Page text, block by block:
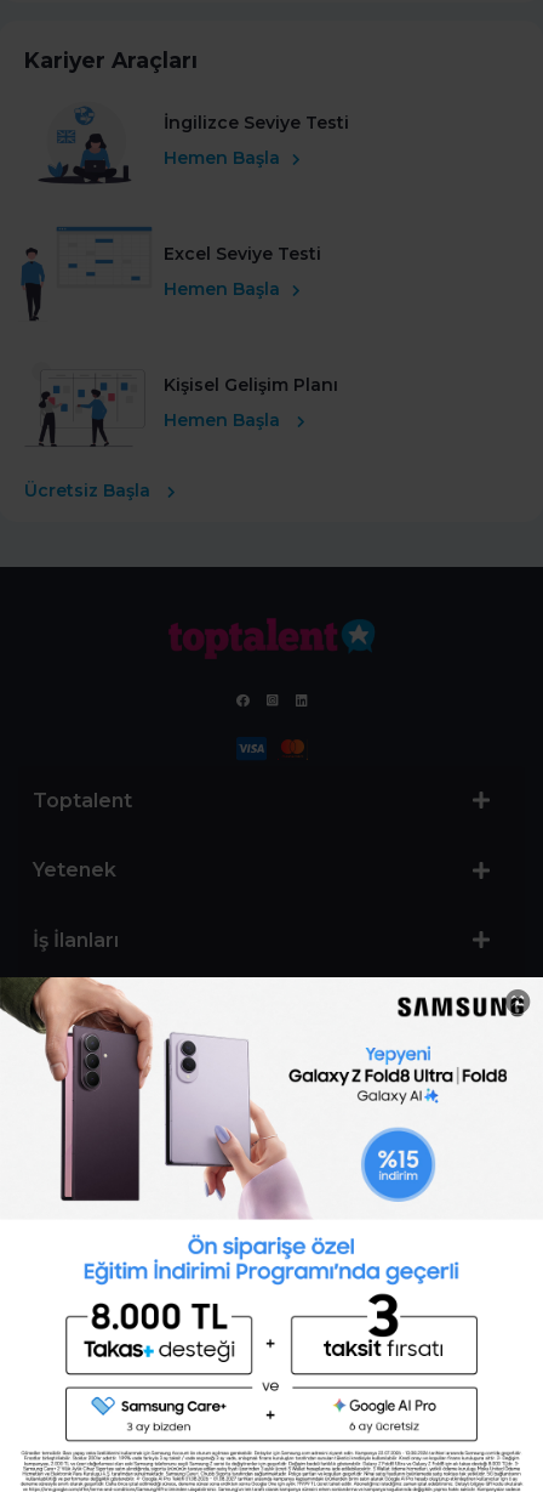
Kariyer Araçları
İngilizce Seviye Testi
Hemen Başla
Excel Seviye Testi
Hemen Başla
Kişisel Gelişim Planı
Hemen Başla
Ücretsiz Başla
Toptalent
Yetenek
İş İlanları
Sertifika Programları
Yetenek Testleri
Toptalent Marka ve İnsan Kaynakları Danışmanlığı Limited Şirketi Özel İstihdam Bürosu
Olarak 11 / 11 / 2024 - 10 / 11 / 2027 tarihleri arasında faaliyette bulunmak üzere, Türkiye İş
Kurumu tarafından 05.11.2024 tarih ve 16998526 sayılı karar uyarınca 1251 nolu belge ile faaliyet
göstermektedir.Toptalent İş İlanları için tıklayın. 4904 sayılı kanun uyarınca iş arayanlardan
ücret alınmayacak ve menfaat temin edilmeyecektir.
Türkiye İş Kurumu İstanbul İl Müdürlüğü: 0 212 249 29 87 | Türkiye iş Kurumu İstanbul Çalışma
ve İş Kurumu Bahçelievler Hizmet Merkezi